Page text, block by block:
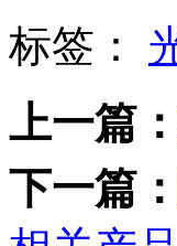
标签：
上一篇：
下一篇：